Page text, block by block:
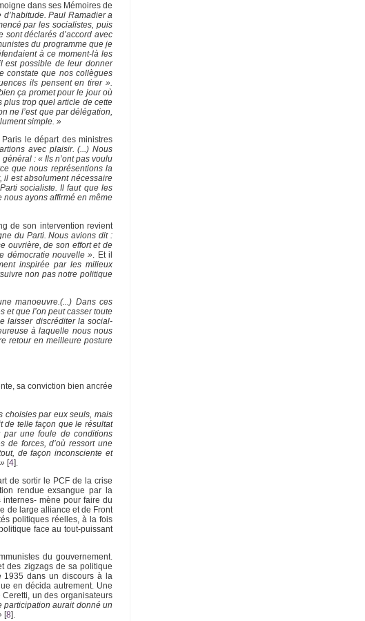
dans ses Mémoires de
Paul Ramadier a
par les socialistes, puis
sont déclarés d’accord avec
du programme que je
à ce moment-là les
est possible de leur donner
constate que nos collègues
ils pensent en tirer ».
ça promet pour le jour où
plus trop quel article de cette
ne l’est que par délégation,
simple. »
le départ des ministres
avec plaisir. (...) Nous
: « Ils n’ont pas voulu
que nous représentions la
il est absolument nécessaire
socialiste. Il faut que les
ayons affirmé en même
de son intervention revient
du Parti. Nous avions dit :
ouvrière, de son effort et de
démocratie nouvelle » . Et il
inspirée par les milieux
non pas notre politique
manoeuvre.(...) Dans ces
et que l’on peut casser toute
laisser discréditer la social-
à laquelle nous nous
retour en meilleure posture
sa conviction bien ancrée
choisies par eux seuls, mais
de telle façon que le résultat
par une foule de conditions
de forces, d’où ressort une
de façon inconsciente et
[4].
de sortir le PCF de la crise
rendue exsangue par la
mène pour faire du
de large alliance et de Front
politiques réelles, à la fois
face au tout-puissant
du gouvernement.
des zigzags de sa politique
1935 dans un discours à la
en décida autrement. Une
un des organisateurs
participation aurait donné un
[8].